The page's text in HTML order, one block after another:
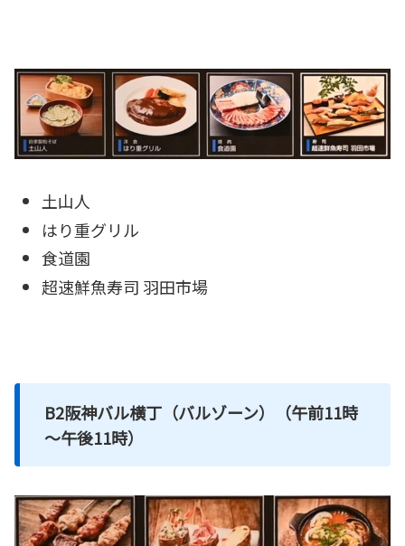
土山人
はり重グリル
食道園
超速鮮魚寿司 羽田市場
B2阪神バル横丁（バルゾーン）（午前11時
～午後11時）